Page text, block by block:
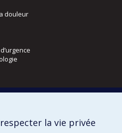
douleur
la vie privée